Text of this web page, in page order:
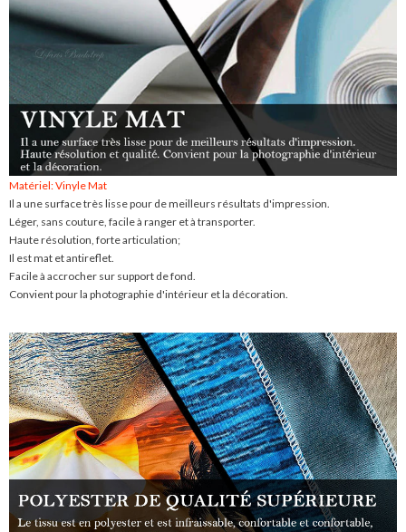
Matériel: Vinyle Mat
Il a une surface très lisse pour de meilleurs résultats d'impression.
Léger, sans couture, facile à ranger et à transporter.
Haute résolution, forte articulation;
Il est mat et antireflet.
Facile à accrocher sur support de fond.
Convient pour la photographie d'intérieur et la décoration.